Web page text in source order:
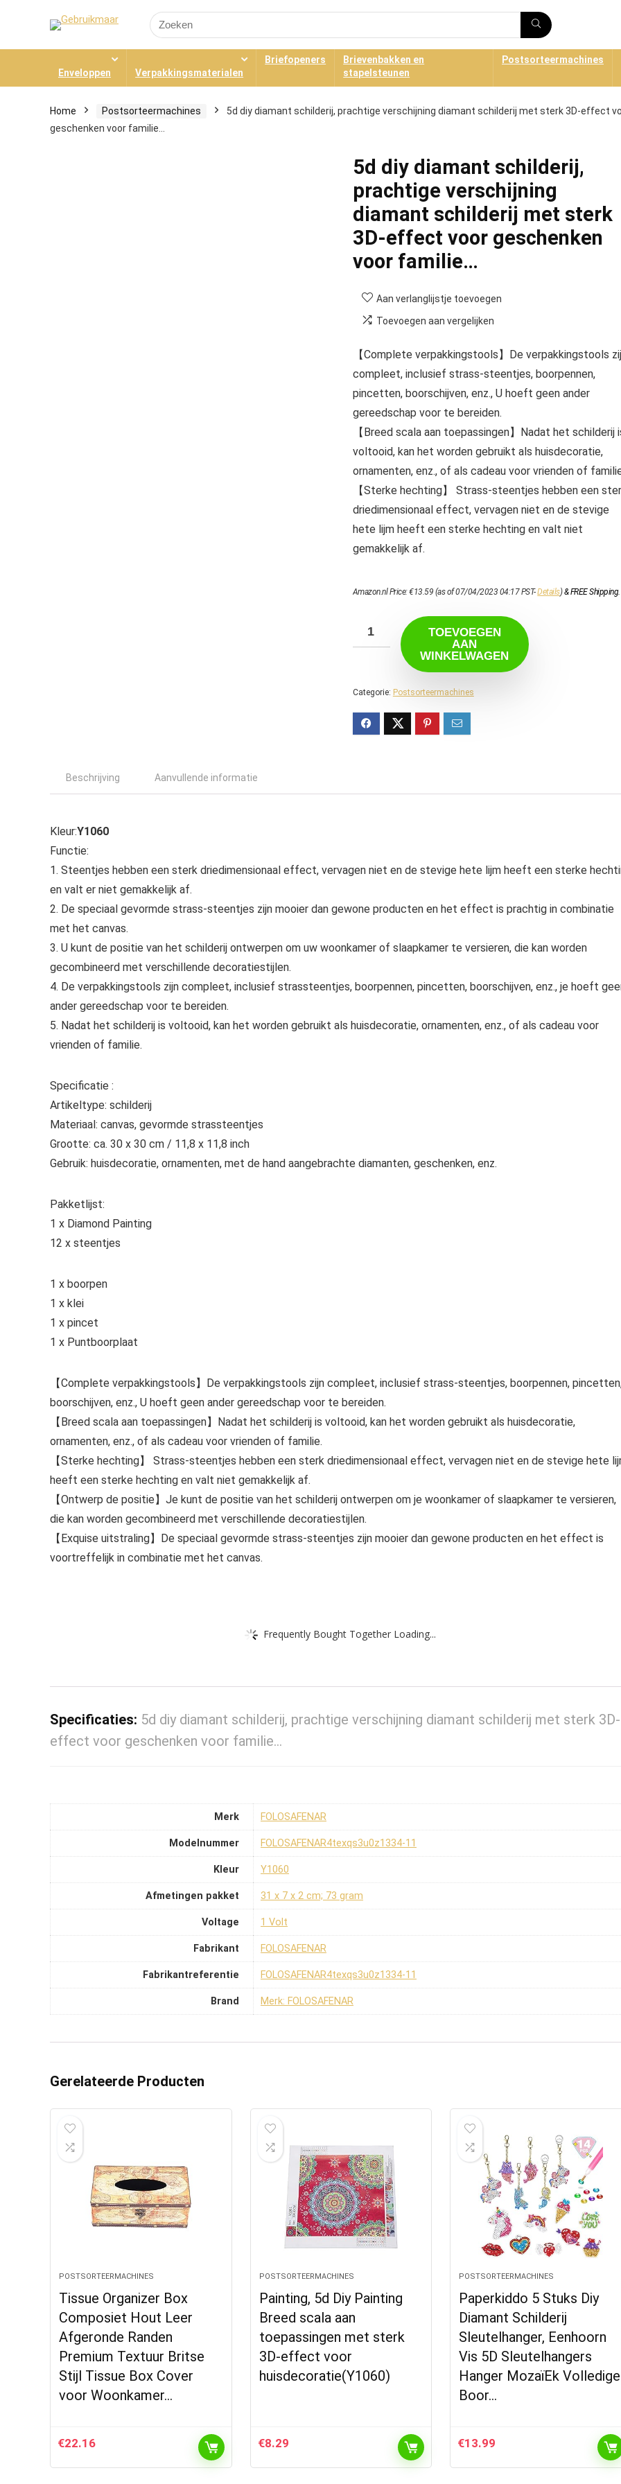
Search
for:
Enveloppen Verpakkingsmaterialen
Briefopeners
Brievenbakken en
stapelsteunen
Postsorteermachines
Home Postsorteermachines
5d diy diamant schilderij, prachtige verschijning diamant schilderij met sterk 3D-effect
geschenken voor familie…
5d diy diamant schilderij,
prachtige verschijning
diamant schilderij met sterk
3D-effect voor geschenken
voor familie…
Aan verlanglijstje toevoegen
Toevoegen aan vergelijken
【Complete verpakkingstools】De verpakkingstools
compleet, inclusief strass-steentjes, boorpennen,
pincetten, boorschijven, enz., U hoeft geen ander
gereedschap voor te bereiden.
【Breed scala aan toepassingen】Nadat het schilderij
voltooid, kan het worden gebruikt als huisdecoratie,
ornamenten, enz., of als cadeau voor vrienden of
【Sterke hechting】 Strass-steentjes hebben een
driedimensionaal effect, vervagen niet en de stevige
hete lijm heeft een sterke hechting en valt niet
gemakkelijk af.
Amazon.nl Price:€13.59 (as of 07/04/2023 04:17 PST-Details)&FREE Shipping.
TOEVOEGEN
AAN
WINKELWAGEN
Categorie: Postsorteermachines
Beschrijving Aanvullende informatie
Kleur:Y1060
Functie:
1. Steentjes hebben een sterk driedimensionaal effect, vervagen niet en de stevige hete lijm heeft een sterke
en valt er niet gemakkelijk af.
2. De speciaal gevormde strass-steentjes zijn mooier dan gewone producten en het effect is prachtig in combinatie
met het canvas.
3. U kunt de positie van het schilderij ontwerpen om uw woonkamer of slaapkamer te versieren, die kan worden
gecombineerd met verschillende decoratiestijlen.
4. De verpakkingstools zijn compleet, inclusief strassteentjes, boorpennen, pincetten, boorschijven, enz., je hoeft
ander gereedschap voor te bereiden.
5. Nadat het schilderij is voltooid, kan het worden gebruikt als huisdecoratie, ornamenten, enz., of als cadeau voor
vrienden of familie.
Specificatie :
Artikeltype: schilderij
Materiaal: canvas, gevormde strassteentjes
Grootte: ca. 30 x 30 cm / 11,8 x 11,8 inch
Gebruik: huisdecoratie, ornamenten, met de hand aangebrachte diamanten, geschenken, enz.
Pakketlijst:
1 x Diamond Painting
12 x steentjes
1 x boorpen
1 x klei
1 x pincet
1 x Puntboorplaat
【Complete verpakkingstools】De verpakkingstools zijn compleet, inclusief strass-steentjes, boorpennen,
boorschijven, enz., U hoeft geen ander gereedschap voor te bereiden.
【Breed scala aan toepassingen】Nadat het schilderij is voltooid, kan het worden gebruikt als huisdecoratie,
ornamenten, enz., of als cadeau voor vrienden of familie.
【Sterke hechting】 Strass-steentjes hebben een sterk driedimensionaal effect, vervagen niet en de stevige hete
heeft een sterke hechting en valt niet gemakkelijk af.
【Ontwerp de positie】Je kunt de positie van het schilderij ontwerpen om je woonkamer of slaapkamer te versieren,
die kan worden gecombineerd met verschillende decoratiestijlen.
【Exquise uitstraling】De speciaal gevormde strass-steentjes zijn mooier dan gewone producten en het effect is
voortreffelijk in combinatie met het canvas.
Frequently Bought Together Loading...
Specificaties: 5d diy diamant schilderij, prachtige verschijning diamant schilderij met sterk 3D-
effect voor geschenken voor familie…
Merk ‎FOLOSAFENAR
Modelnummer ‎FOLOSAFENAR4texqs3u0z1334-11
Kleur ‎Y1060
Afmetingen pakket ‎31 x 7 x 2 cm; 73 gram
Voltage ‎1 Volt
Fabrikant ‎FOLOSAFENAR
Fabrikantreferentie ‎FOLOSAFENAR4texqs3u0z1334-11
Brand Merk: FOLOSAFENAR
Gerelateerde Producten
POSTSORTEERMACHINES
Tissue Organizer Box
Composiet Hout Leer
Afgeronde Randen
Premium Textuur Britse
Stijl Tissue Box Cover
voor Woonkamer…
€22.16
POSTSORTEERMACHINES
Painting, 5d Diy Painting
Breed scala aan
toepassingen met sterk
3D-effect voor
huisdecoratie(Y1060)
€8.29
POSTSORTEERMACHINES
Paperkiddo 5 Stuks Diy
Diamant Schilderij
Sleutelhanger, Eenhoorn
Vis 5D Sleutelhangers
Hanger MozaïEk Volledige
Boor…
€13.99